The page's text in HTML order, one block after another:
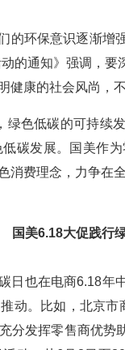
的环保意识逐渐
的通知》强调，
健康的社会风尚，
绿色低碳的可持
碳发展。国美作
消费理念，力争在
国美6.18大促践行
日也在电商6.18年
动。比如，北京
分发挥零售商优